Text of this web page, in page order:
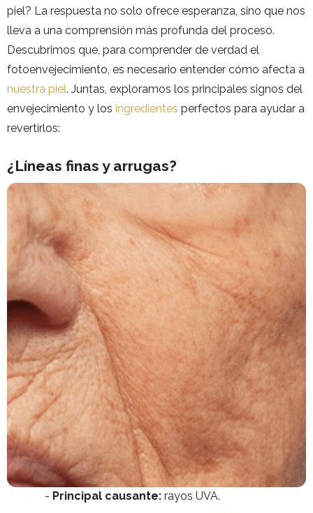
piel? La respuesta no solo ofrece esperanza, sino que nos
lleva a una comprensión más profunda del proceso.
Descubrimos que, para comprender de verdad el
fotoenvejecimiento, es necesario entender cómo afecta a
nuestra piel. Juntas, exploramos los principales signos del
envejecimiento y los ingredientes perfectos para ayudar a
revertirlos:
¿Líneas finas y arrugas?
Principal causante: rayos UVA.